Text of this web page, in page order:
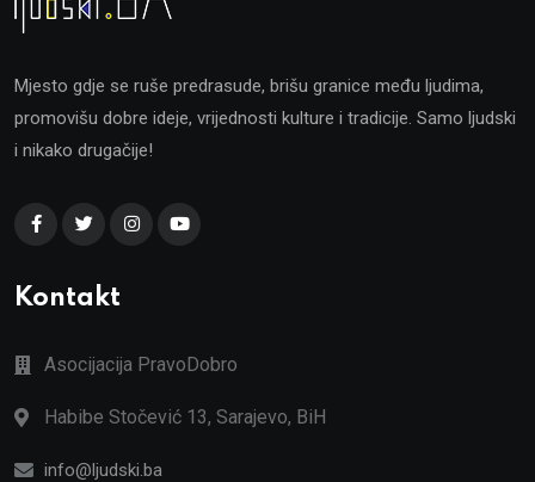
Mjesto gdje se ruše predrasude, brišu granice među ljudima,
promovišu dobre ideje, vrijednosti kulture i tradicije. Samo ljudski
i nikako drugačije!
Kontakt
Asocijacija PravoDobro
Habibe Stočević 13, Sarajevo, BiH
info@ljudski.ba